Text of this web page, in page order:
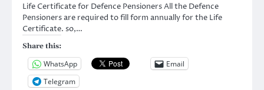
Life Certificate for Defence Pensioners All the Defence
Pensioners are required to fill form annually for the Life
Certificate. so,…
Share this:
WhatsApp
Email
Telegram